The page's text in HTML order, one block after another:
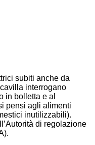
subiti anche da
interrogano
in bolletta e al
pensi agli alimenti
inutilizzabili).
di regolazione